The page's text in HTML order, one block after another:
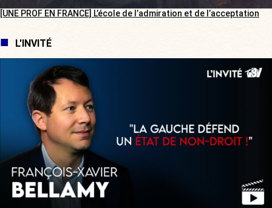
[UNE PROF EN FRANCE] L’école de l’admiration et de l’acceptation
L'INVITÉ